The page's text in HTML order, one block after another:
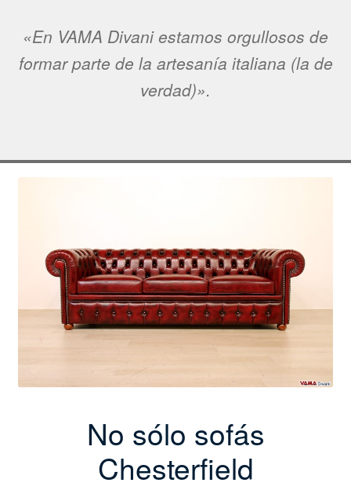
«En VAMA Divani estamos orgullosos de
formar parte de la artesanía italiana (la de
verdad)».
No sólo sofás
Chesterfield